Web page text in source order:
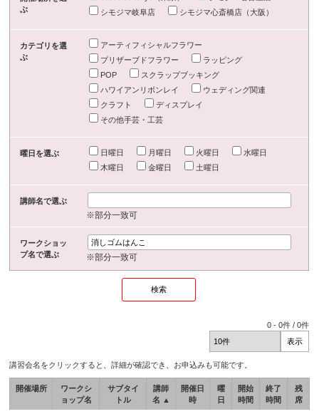
ぶ
シモジマ岐阜店
シモジマ心斎橋店（大阪）
カテゴリを選
ぶ
アーティフィシャルフラワー
プリザーブドフラワー
ラッピング
POP
スクラップブッキング
ハワイアンリボンレイ
ウェディング関連
クラフト
ディスプレイ
その他手芸・工芸
曜日を選ぶ 日曜日 月曜日 火曜日
水曜日
木曜日
金曜日 土曜日
講師名で選ぶ
※部分一致可
ワークショッ
プ名で選ぶ
※部分一致可
0 -0件 /0件
講習会名をクリックすると、詳細が確認でき、お申込みも可能です。
開催場所
ワークシ
ョップ名
サブタイ
トル
講師
名 ▲
開催日
時
曜
日
開始
時間
終了
時間
残
席